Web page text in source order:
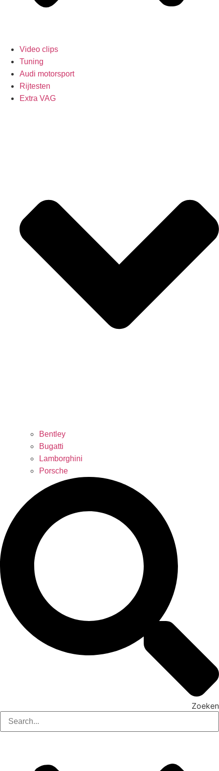
Video clips
Tuning
Audi motorsport
Rijtesten
Extra VAG
Bentley
Bugatti
Lamborghini
Porsche
Zoeken